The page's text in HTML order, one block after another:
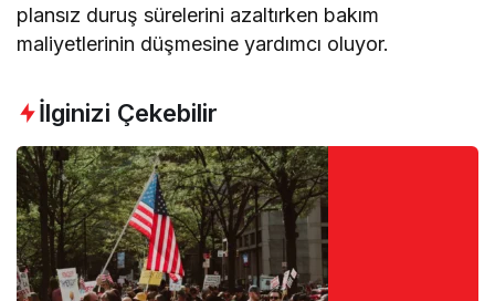
plansız duruş sürelerini azaltırken bakım
maliyetlerinin düşmesine yardımcı oluyor.
İlginizi Çekebilir